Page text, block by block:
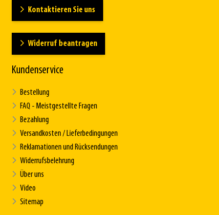
Kontaktieren Sie uns
Widerruf beantragen
Kundenservice
Bestellung
FAQ - Meistgestellte Fragen
Bezahlung
Versandkosten / Lieferbedingungen
Reklamationen und Rücksendungen
Widerrufsbelehrung
Über uns
Video
Sitemap